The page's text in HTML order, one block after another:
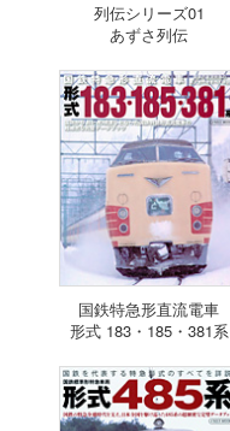
列伝シリーズ01
あずさ列伝
国鉄特急形直流電車
形式 183・185・381系